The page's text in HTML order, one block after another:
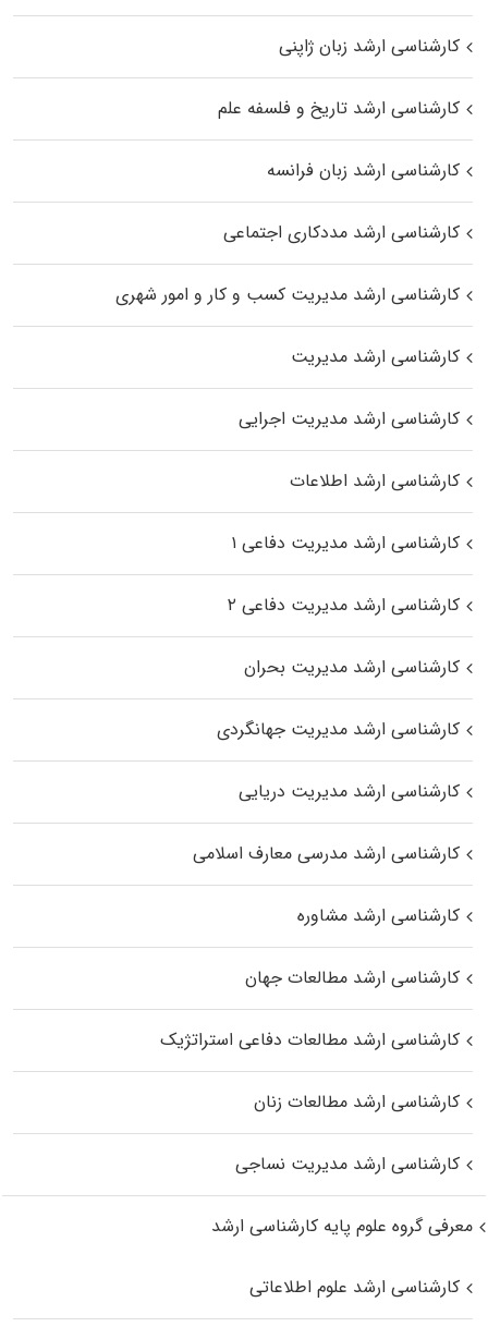
کارشناسی ارشد زبان ژاپنی
کارشناسی ارشد تاریخ و فلسفه علم
کارشناسی ارشد زبان فرانسه
کارشناسی ارشد مددکاری اجتماعی
کارشناسی ارشد مدیریت کسب و کار و امور شهری
کارشناسی ارشد مدیریت
کارشناسی ارشد مدیریت اجرایی
کارشناسی ارشد اطلاعات
کارشناسی ارشد مدیریت دفاعی ۱
کارشناسی ارشد مدیریت دفاعی ۲
کارشناسی ارشد مدیریت بحران
کارشناسی ارشد مدیریت جهانگردی
کارشناسی ارشد مدیریت دریایی
کارشناسی ارشد مدرسی معارف اسلامی
کارشناسی ارشد مشاوره
کارشناسی ارشد مطالعات جهان
کارشناسی ارشد مطالعات دفاعی استراتژیک
کارشناسی ارشد مطالعات زنان
کارشناسی ارشد مدیریت نساجی
معرفی گروه علوم پایه کارشناسی ارشد
کارشناسی ارشد علوم اطلاعاتی